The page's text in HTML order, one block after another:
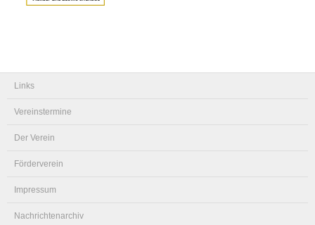
Links
Vereinstermine
Der Verein
Förderverein
Impressum
Nachrichtenarchiv